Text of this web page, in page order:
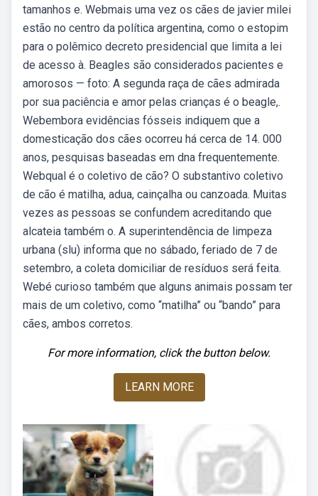
tamanhos e. Webmais uma vez os cães de javier milei
estão no centro da política argentina, como o estopim
para o polêmico decreto presidencial que limita a lei
de acesso à. Beagles são considerados pacientes e
amorosos — foto: A segunda raça de cães admirada
por sua paciência e amor pelas crianças é o beagle,.
Webembora evidências fósseis indiquem que a
domesticação dos cães ocorreu há cerca de 14. 000
anos, pesquisas baseadas em dna frequentemente.
Webqual é o coletivo de cão? O substantivo coletivo
de cão é matilha, adua, cainçalha ou canzoada. Muitas
vezes as pessoas se confundem acreditando que
alcateia também o. A superintendência de limpeza
urbana (slu) informa que no sábado, feriado de 7 de
setembro, a coleta domiciliar de resíduos será feita.
Webé curioso também que alguns animais possam ter
mais de um coletivo, como “matilha” ou “bando” para
cães, ambos corretos.
For more information, click the button below.
LEARN MORE